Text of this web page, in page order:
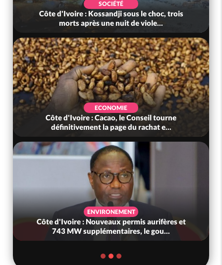
POLITIQUE
Côte d'Ivoire : Jeunesse, après des résultats
au-delà des attentes, le gouv...
EVENEMENTIEL
Côte d'Ivoire: Cacao, une découverte 100 %
ivoirienne redonne espoir face a...
ECONOMIE
Côte d'Ivoire : Hausse des carburants, le
gouvernement avoue : « Nous n'avi...